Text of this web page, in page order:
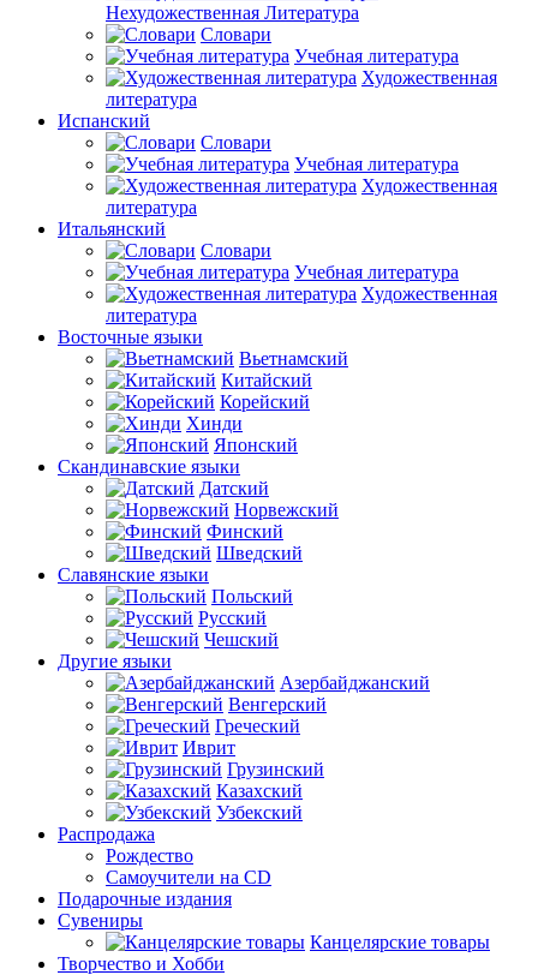
Нехудожественная Литература
Словари
Учебная литература
Художественная
литература
Испанский
Словари
Учебная литература
Художественная
литература
Итальянский
Словари
Учебная литература
Художественная
литература
Восточные языки
Вьетнамский
Китайский
Корейский
Хинди
Японский
Скандинавские языки
Датский
Норвежский
Финский
Шведский
Славянские языки
Польский
Русский
Чешский
Другие языки
Азербайджанский
Венгерский
Греческий
Иврит
Грузинский
Казахский
Узбекский
Распродажа
Рождество
Самоучители на CD
Подарочные издания
Сувениры
Канцелярские товары
Творчество и Хобби